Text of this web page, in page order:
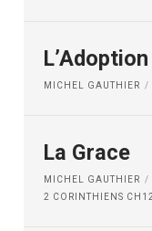
L’Adoption
MICHEL GAUTHIER
La Grace
MICHEL GAUTHIER
2 CORINTHIENS